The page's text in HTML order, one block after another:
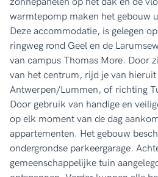
warmtepomp maken het gebouw
Deze accommodatie, is gelegen
ringweg rond Geel en de
van campus Thomas More. Door
van het centrum, rijd je van
Antwerpen/Lummen, of richting
Door gebruik van handige en
op elk moment van de dag
appartementen. Het gebouw
ondergrondse parkeergarage.
gemeenschappelijke tuin